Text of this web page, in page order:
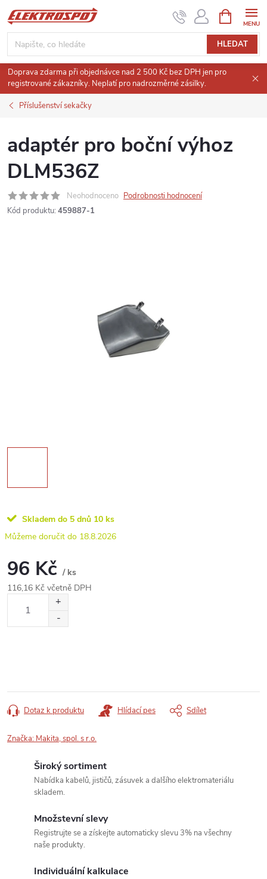
Přejít
na
obsah
HLEDAT
NÁKUPNÍ
KOŠÍK
Doprava zdarma při objednávce nad 2 500 Kč bez DPH jen pro
registrované zákazníky. Neplatí pro nadrozměrné zásilky.
Příslušenství sekačky
adaptér pro boční výhoz
DLM536Z
Neohodnoceno Podrobnosti hodnocení
Kód produktu: 459887-1
Skladem do 5 dnů 10 ks
18.8.2026
96 Kč / ks
116,16 Kč včetně DPH
Dotaz k produktu Hlídací pes Sdílet
Značka: Makita, spol. s r.o.
Široký sortiment
Nabídka kabelů, jističů, zásuvek a dalšího elektromateriálu
skladem.
Množstevní slevy
Registrujte se a získejte automaticky slevu 3% na všechny
naše produkty.
Individuální kalkulace